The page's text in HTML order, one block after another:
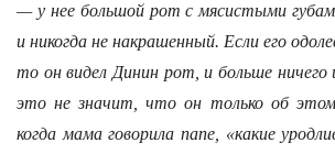
— у нее большой рот с мясистыми
и никогда не накрашенный. Если его
то он видел Динин рот, и больше
это не значит, что он только об
когда мама говорила папе, «какие